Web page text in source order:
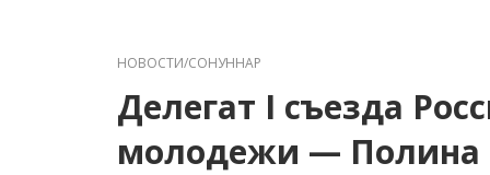
НОВОСТИ/СОНУННАР
Делегат I съезда
молодежи — Полина